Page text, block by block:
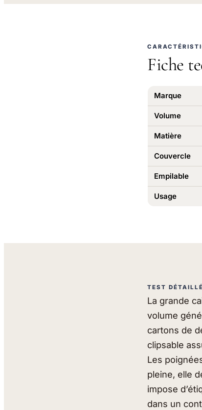
Fiche
Marque
Volume
Matière
Couvercle
Empilable
Usage
TEST DÉTAILLÉ
La grande
volume
cartons de
clipsable
Les
pleine, elle
impose
dans un